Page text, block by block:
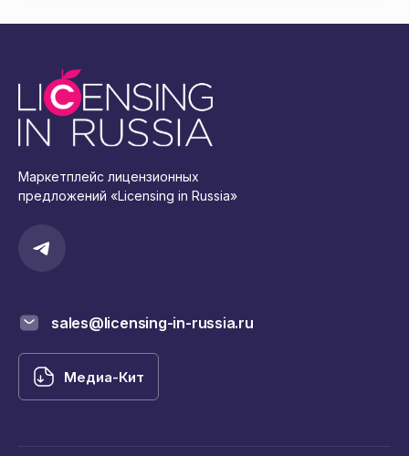
Маркетплейс лицензионных
предложений «Licensing in Russia»
sales@licensing-in-russia.ru
Медиа-Кит